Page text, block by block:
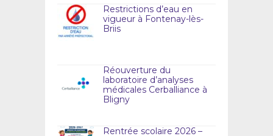
Restrictions d’eau en
vigueur à Fontenay-lès-
Briis
Réouverture du
laboratoire d’analyses
médicales Cerballiance à
Bligny
Rentrée scolaire 2026 –